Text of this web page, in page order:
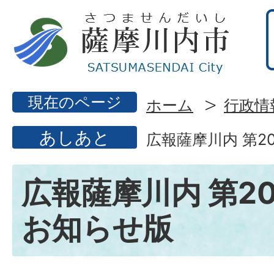
現在のページ ホーム 行政情
あしあと 広報薩摩川内 第
広報薩摩川内 第
お知らせ版